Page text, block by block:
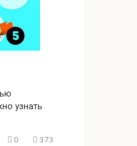
узнать
0 373